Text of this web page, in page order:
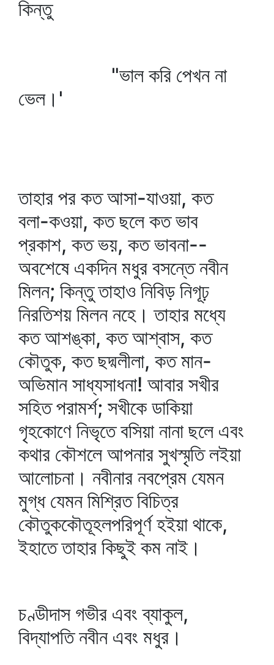
কিন্তু
"ভাল করি পেখন না
ভেল।'
তাহার পর কত আসা-যাওয়া, কত
বলা-কওয়া, কত ছলে কত ভাব
প্রকাশ, কত ভয়, কত ভাবনা--
অবশেষে একদিন মধুর বসন্তে নবীন
মিলন; কিন্তু তাহাও নিবিড় নিগূঢ়
নিরতিশয় মিলন নহে। তাহার মধ্যে
কত আশঙ্কা, কত আশ্বাস, কত
কৌতুক, কত ছদ্মলীলা, কত মান-
অভিমান সাধ্যসাধনা! আবার সখীর
সহিত পরামর্শ; সখীকে ডাকিয়া
গৃহকোণে নিভৃতে বসিয়া নানা ছলে এবং
কথার কৌশলে আপনার সুখস্মৃতি লইয়া
আলোচনা। নবীনার নবপ্রেম যেমন
মুগ্ধ যেমন মিশ্রিত বিচিত্র
কৌতুককৌতূহলপরিপূর্ণ হইয়া থাকে,
ইহাতে তাহার কিছুই কম নাই।
চণ্ডীদাস গভীর এবং ব্যাকুল,
বিদ্যাপতি নবীন এবং মধুর।